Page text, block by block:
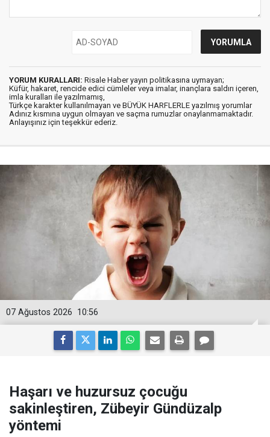
YORUM KURALLARI: Risale Haber yayın politikasına uymayan;
Küfür, hakaret, rencide edici cümleler veya imalar, inançlara saldırı içeren,
imla kuralları ile yazılmamış,
Türkçe karakter kullanılmayan ve BÜYÜK HARFLERLE yazılmış yorumlar
Adınız kısmına uygun olmayan ve saçma rumuzlar onaylanmamaktadır.
Anlayışınız için teşekkür ederiz.
10:56
07 Ağustos 2026
Haşarı ve huzursuz çocuğu
sakinleştiren, Zübeyir Gündüzalp
yöntemi